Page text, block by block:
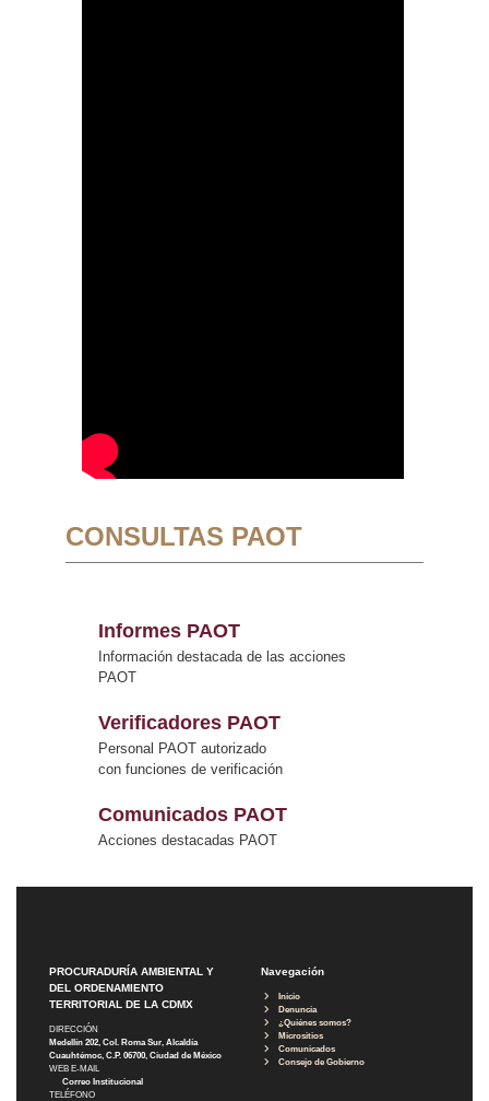
CONSULTAS PAOT
Informes PAOT
Información destacada de las acciones
PAOT
Verificadores PAOT
Personal PAOT autorizado
con funciones de verificación
Comunicados PAOT
Acciones destacadas PAOT
PROCURADURÍA AMBIENTAL Y
DEL ORDENAMIENTO
TERRITORIAL DE LA CDMX
DIRECCIÓN
Medellín 202, Col. Roma Sur, Alcaldía
Cuauhtémoc, C.P. 06700, Ciudad de México
WEB E-MAIL
Correo Institucional
TELÉFONO
Navegación
Inicio
Denuncia
¿Quiénes somos?
Micrositios
Comunicados
Consejo de Gobierno